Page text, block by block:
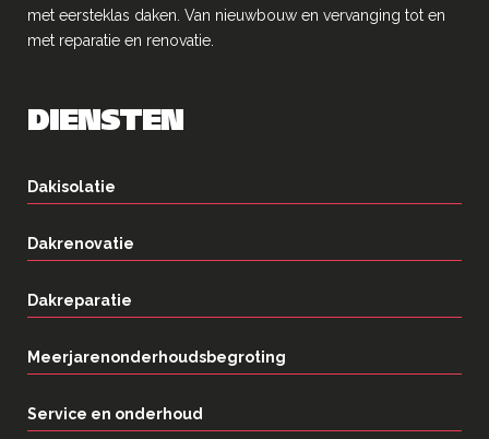
met eersteklas daken. Van nieuwbouw en vervanging tot en
met reparatie en renovatie.
DIENSTEN
Dakisolatie
Dakrenovatie
Dakreparatie
Meerjarenonderhoudsbegroting
Service en onderhoud